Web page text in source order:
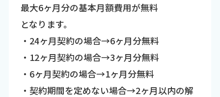
最大6ヶ月分の基本月額費用が無料
となります。
・24ヶ月契約の場合→6ヶ月分無料
・12ヶ月契約の場合→3ヶ月分無料
・6ヶ月契約の場合→1ヶ月分無料
・契約期間を定めない場合→2ヶ月以内の解